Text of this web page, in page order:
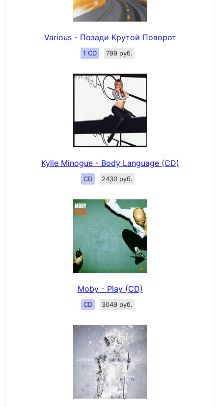
Various - Позади Крутой Поворот
1 CD 799 руб.
Kylie Minogue - Body Language (CD)
CD 2430 руб.
Moby - Play (CD)
CD 3049 руб.